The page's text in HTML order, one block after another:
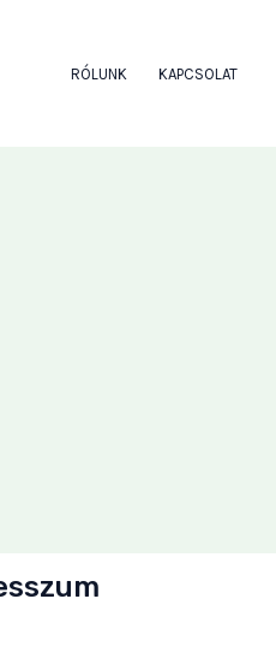
RÓLUNK KAPCSOLAT